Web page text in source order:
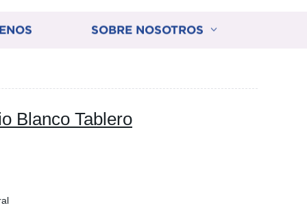
SOBRE NOSOTROS
Blanco Tablero